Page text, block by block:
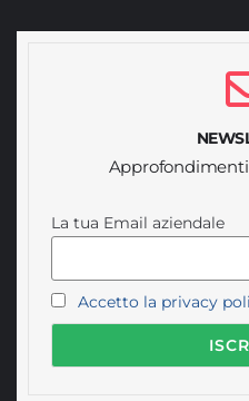
La tua Email aziendale
Accetto la privacy